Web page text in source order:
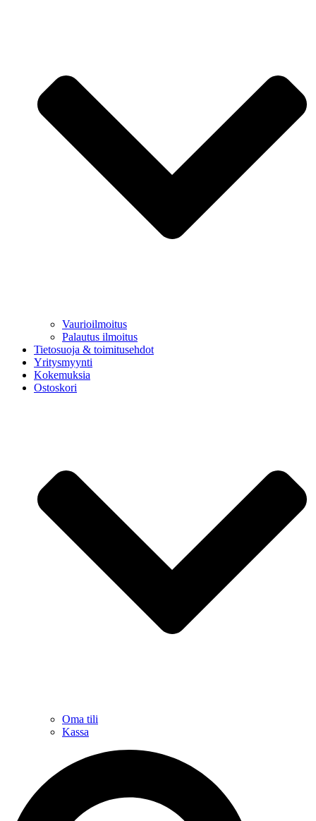
Vaurioilmoitus
Palautus ilmoitus
Tietosuoja & toimitusehdot
Yritysmyynti
Kokemuksia
Ostoskori
Oma tili
Kassa